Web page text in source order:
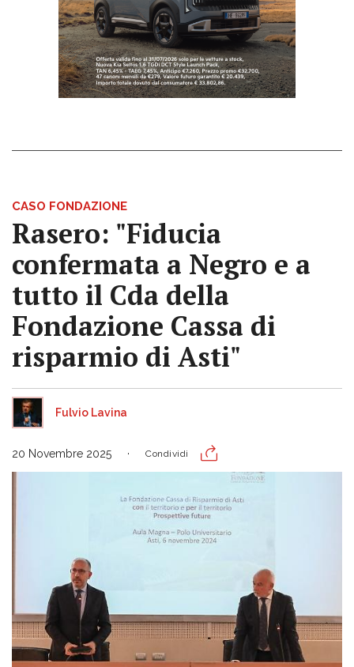
CASO FONDAZIONE
Rasero: "Fiducia
confermata a Negro e a
tutto il Cda della
Fondazione Cassa di
risparmio di Asti"
Fulvio Lavina
20 Novembre 2025 Condividi